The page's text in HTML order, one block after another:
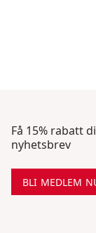
Få 15% rabatt
nyhetsbrev
BLI MEDLEM